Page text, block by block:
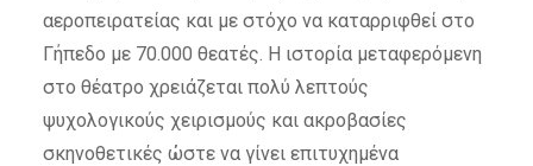
αεροπειρατείας και με στόχο να καταρριφθεί στο
Γήπεδο με 70.000 θεατές. Η ιστορία μεταφερόμενη
στο θέατρο χρειάζεται πολύ λεπτούς
ψυχολογικούς χειρισμούς και ακροβασίες
σκηνοθετικές ώστε να γίνει επιτυχημένα